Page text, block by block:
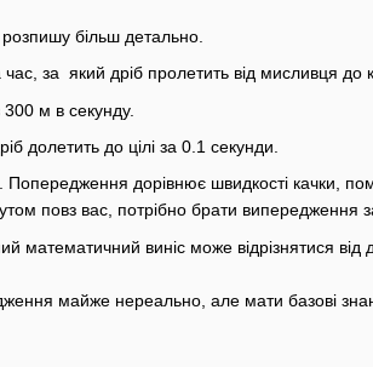
більш детально.
за який дріб пролетить від мисливця до
м в секунду.
долетить до цілі за 0.1 секунди.
дорівнює швидкості качки,
повз вас, потрібно брати випередження
виніс може відрізнятися від
майже нереально, але мати базові